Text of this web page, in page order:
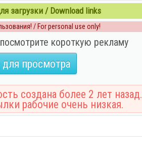
загрузки / Download links
/ For personal use only!
короткую рекламу
просмотра
создана более 2 лет назад.
рабочие очень низкая.